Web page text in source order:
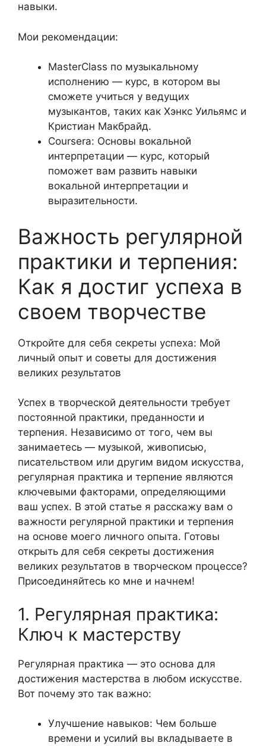
навыки.
Мои рекомендации:
MasterClass по музыкальному
исполнению — курс, в котором вы
сможете учиться у ведущих
музыкантов, таких как Хэнкс Уильямс и
Кристиан Макбрайд.
Coursera: Основы вокальной
интерпретации — курс, который
поможет вам развить навыки
вокальной интерпретации и
выразительности.
Важность регулярной
практики и терпения:
Как я достиг успеха в
своем творчестве
Откройте для себя секреты успеха: Мой
личный опыт и советы для достижения
великих результатов
Успех в творческой деятельности требует
постоянной практики, преданности и
терпения. Независимо от того, чем вы
занимаетесь — музыкой, живописью,
писательством или другим видом искусства,
регулярная практика и терпение являются
ключевыми факторами, определяющими
ваш успех. В этой статье я расскажу вам о
важности регулярной практики и терпения
на основе моего личного опыта. Готовы
открыть для себя секреты достижения
великих результатов в творческом процессе?
Присоединяйтесь ко мне и начнем!
1. Регулярная практика:
Ключ к мастерству
Регулярная практика — это основа для
достижения мастерства в любом искусстве.
Вот почему это так важно:
Улучшение навыков: Чем больше
времени и усилий вы вкладываете в